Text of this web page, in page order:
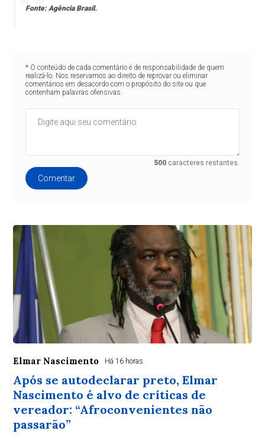
Fonte:Agência Brasil.
* O conteúdo de cada comentário é de responsabilidade de quem
realizá-lo. Nos reservamos ao direito de reprovar ou eliminar
comentários em desacordo com o propósito do site ou que
contenham palavras ofensivas.
500 caracteres restantes.
Comentar
Elmar Nascimento Há 16 horas
Após se autodeclarar preto, Elmar
Nascimento é alvo de críticas de
vereador: “Afroconvenientes não
passarão”